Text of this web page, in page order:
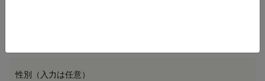
性別（入力は任意）